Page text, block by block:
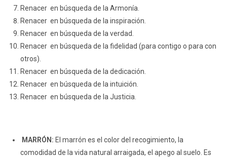
Renacer en búsqueda de la Armonía.
Renacer en búsqueda de la inspiración.
Renacer en búsqueda de la verdad.
Renacer en búsqueda de la fidelidad (para contigo o para con
otros).
Renacer en búsqueda de la dedicación.
Renacer en búsqueda de la intuición.
Renacer en búsqueda de la Justicia.
MARRÓN: El marrón es el color del recogimiento, la
comodidad de la vida natural arraigada, el apego al suelo. Es